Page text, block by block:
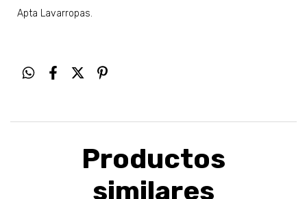
Apta Lavarropas.
Productos
similares